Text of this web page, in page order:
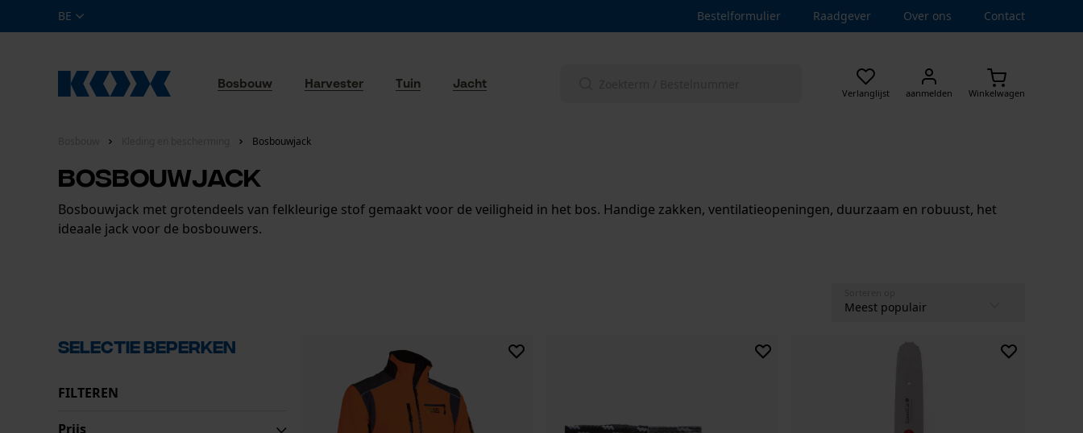
BE Bestelformulier Raadgever Over ons Contact
Verlanglijst aanmelden Winkelwagen
Bosbouw Harvester Tuin Jacht
Bosbouwjack
Bosbouwjack
Bosbouwjack met grotendeels van felkleurige stof gemaakt voor de veiligheid in het bos. Handige zakken, ventilatieopeningen, duurzaam en robuust, het
ideaale jack voor de bosbouwers.
Selectie beperken
FILTEREN
Prijs